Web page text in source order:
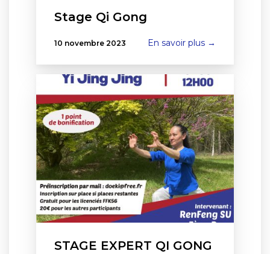
Stage Qi Gong
10 novembre 2023 En savoir plus →
STAGE EXPERT QI GONG